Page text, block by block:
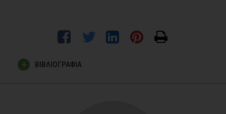
ΒΙΒΛΙΟΓΡΑΦΙΑ